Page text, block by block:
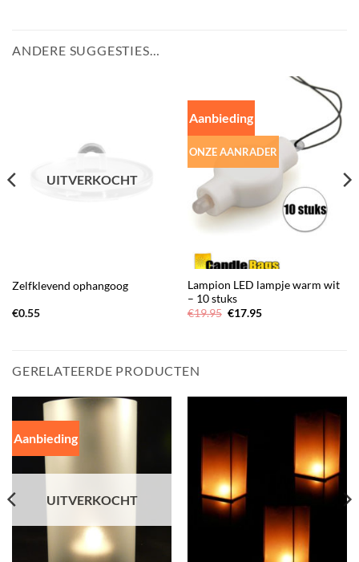
ANDERE SUGGESTIES…
UITVERKOCHT
Zelfklevend ophangoog
€0.55
Aanbieding
ONZE AANRADER
Lampion LED lampje warm wit
– 10 stuks
€19.95 Oorspronkelijke
€17.95Huidige
GERELATEERDE PRODUCTEN
Aanbieding
UITVERKOCHT